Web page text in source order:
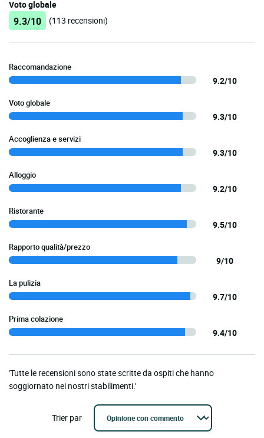
Voto globale
9.3/10 (113 recensioni)
Raccomandazione
9.2/10
Voto globale
9.3/10
Accoglienza e servizi
9.3/10
Alloggio
9.2/10
Ristorante
9.5/10
Rapporto qualità/prezzo
9/10
La pulizia
9.7/10
Prima colazione
9.4/10
'Tutte le recensioni sono state scritte da ospiti che hanno
soggiornato nei nostri stabilimenti.'
Trier par